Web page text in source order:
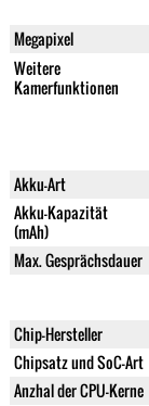
Megapixel
Weitere
Kamerfunktionen
Akku-Art
Akku-Kapazität
(mAh)
Max. Gesprächsdauer
Chip-Hersteller
Chipsatz und SoC-Art
Anzhal der CPU-Kerne